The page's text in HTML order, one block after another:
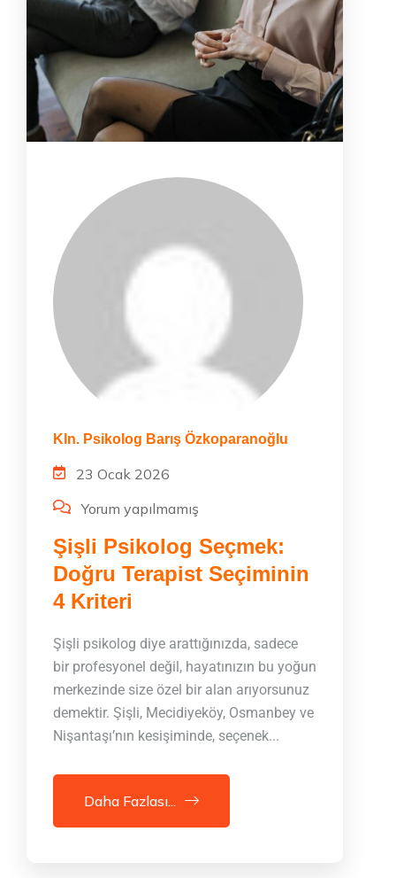
Kln. Psikolog Barış Özkoparanoğlu
23 Ocak 2026
Yorum yapılmamış
Şişli Psikolog Seçmek:
Doğru Terapist Seçiminin
4 Kriteri
Şişli psikolog diye arattığınızda, sadece
bir profesyonel değil, hayatınızın bu yoğun
merkezinde size özel bir alan arıyorsunuz
demektir. Şişli, Mecidiyeköy, Osmanbey ve
Nişantaşı’nın kesişiminde, seçenek...
Daha Fazlası...